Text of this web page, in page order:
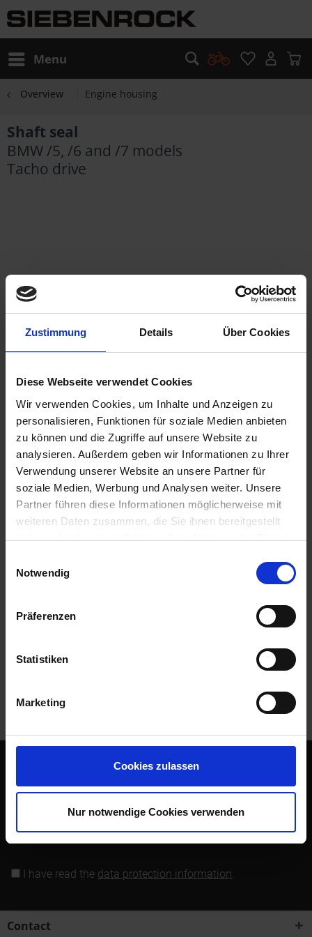
Zustimmung Details Über Cookies
Diese Webseite verwendet Cookies
Wir verwenden Cookies, um Inhalte und Anzeigen zu
personalisieren, Funktionen für soziale Medien anbieten
zu können und die Zugriffe auf unsere Website zu
analysieren. Außerdem geben wir Informationen zu Ihrer
Verwendung unserer Website an unsere Partner für
soziale Medien, Werbung und Analysen weiter. Unsere
Partner führen diese Informationen möglicherweise mit
weiteren Daten zusammen, die Sie ihnen bereitgestellt
haben oder die sie im Rahmen Ihrer Nutzung der Dienste
Cookies, wenn Sie unsere Webseite weiterhin nutzen.
Notwendig
Präferenzen
Statistiken
Marketing
Cookies zulassen
Nur notwendige Cookies verwenden
Menu
Overview Engine housing
Shaft seal
BMW /5, /6 and /7 models
Tacho drive
€9.90
Ready to ship today, Delivery time appr. 2-4 workdays within
Germany
Add to shopping cart
Remember Comment
part no.: 1131860
Original BMW part. For all BMW boxer 2-valve models with
Evaluations
longer miss any offers or news of Siebenrock.
Subscribe to newsletter
I have read the data protection information.
Contact